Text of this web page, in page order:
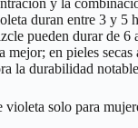
y la
duran entre 3 y 5
pueden durar de 6
mejor; en pieles secas
la durabilidad
violeta solo para